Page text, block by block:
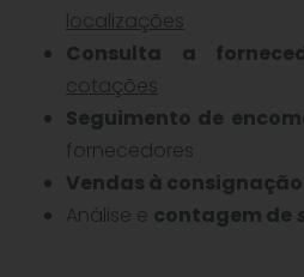
localizações
Consulta a
cotações
Seguimento de
fornecedores
Vendas à consignação
Análise e contagem de